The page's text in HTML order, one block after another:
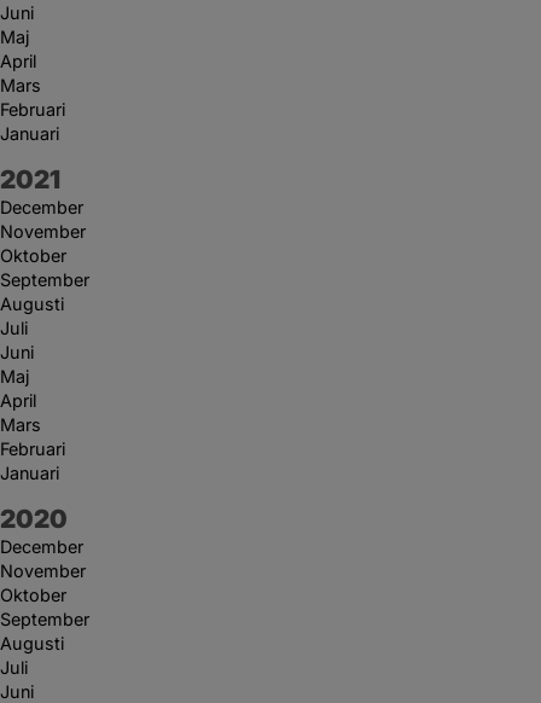
Juni
Maj
April
Mars
Februari
Januari
År:
2021
December
November
Oktober
September
Augusti
Juli
Juni
Maj
April
Mars
Februari
Januari
År:
2020
December
November
Oktober
September
Augusti
Juli
Juni